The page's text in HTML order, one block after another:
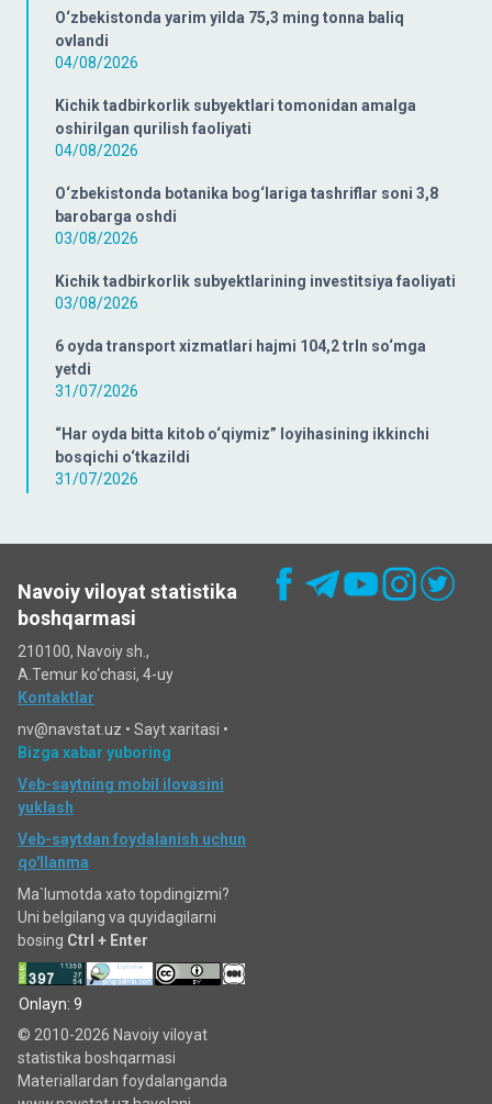
O‘zbekistonda yarim yilda 75,3 ming tonna baliq
ovlandi
04/08/2026
Kichik tadbirkorlik subyektlari tomonidan amalga
oshirilgan qurilish faoliyati
04/08/2026
O‘zbekistonda botanika bog‘lariga tashriflar soni 3,8
barobarga oshdi
03/08/2026
Kichik tadbirkorlik subyektlarining investitsiya faoliyati
03/08/2026
6 oyda transport xizmatlari hajmi 104,2 trln so‘mga
yetdi
31/07/2026
“Har oyda bitta kitob o‘qiymiz” loyihasining ikkinchi
bosqichi o‘tkazildi
31/07/2026
Navoiy viloyat statistika
boshqarmasi
210100, Navoiy sh.,
A.Temur ko‘chаsi, 4-uy
Kontaktlar
nv@navstat.uz • Sayt xaritasi •
Bizga xabar yuboring
Veb-saytning mobil ilovasini
yuklash
Veb-saytdan foydalanish uchun
qo'llanma
Ma`lumotda xato topdingizmi?
Uni belgilang va quyidagilarni
bosing Ctrl + Enter
Onlayn: 9
© 2010-2026 Navoiy viloyat
statistika boshqarmasi
Materiallardan foydalanganda